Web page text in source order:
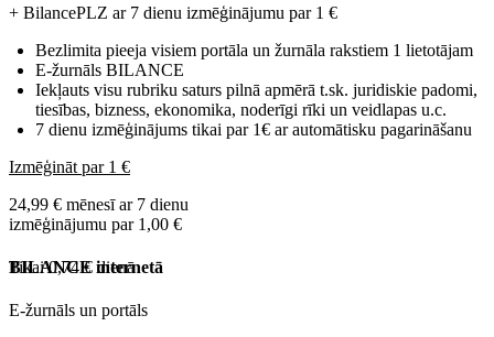
+ BilancePLZ ar 7 dienu izmēģinājumu par 1 €
Bezlimita pieeja visiem portāla un žurnāla rakstiem 1 lietotājam
E-žurnāls BILANCE
Iekļauts visu rubriku saturs pilnā apmērā t.sk. juridiskie padomi,
tiesības, bizness, ekonomika, noderīgi rīki un veidlapas u.c.
7 dienu izmēģinājums tikai par 1€ ar automātisku pagarināšanu
Izmēģināt par 1 €
24,99 € mēnesī ar 7 dienu
izmēģinājumu par 1,00 €
Tikai 0,74 € dienā
BILANCE internetā
E-žurnāls un portāls